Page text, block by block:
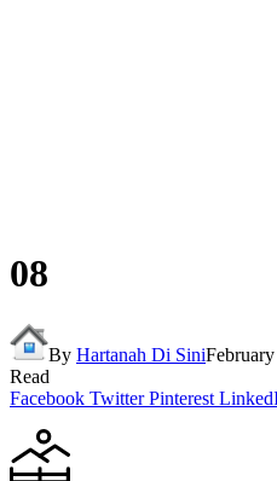
08
By Hartanah Di Sini
Read
Facebook Twitter Pinterest